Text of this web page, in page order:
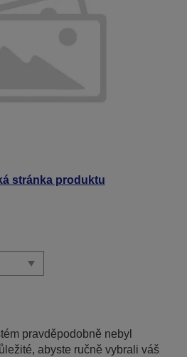
stránka produktu
pravděpodobně nebyl
abyste ručně vybrali váš